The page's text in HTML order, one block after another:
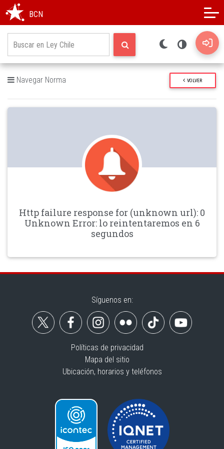
BCN
Navegar Norma VOLVER
Http failure response for (unknown url): 0
Unknown Error: lo reintentaremos en 6
segundos
Síguenos en:
Políticas de privacidad
Mapa del sitio
Ubicación, horarios y teléfonos